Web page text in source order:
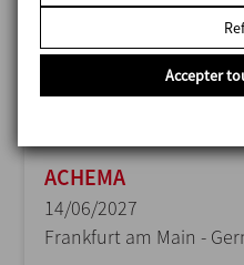
ACHEMA
14/06/2027
Frankfurt am Main -
Accepter